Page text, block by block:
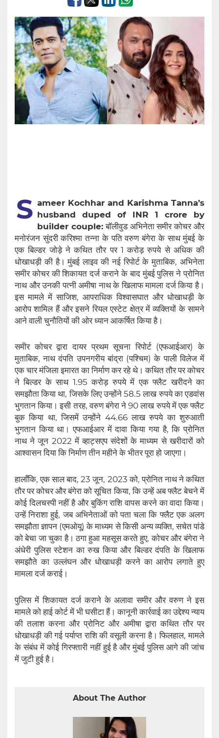
S ameer Kochhar and Karishma Tanna’s
husband duped of INR 1 crore by
builder couple:बॉलीवुड अभिनेता समीर कोचर और
मनोरंजन सुंदरी करिश्मा तन्ना के पति वरुण बंगेरा के साथ मुंबई के
एक बिल्डर जोड़े ने कथित तौर पर 1 करोड़ रुपये से अधिक की
धोखाधड़ी की है। मुंबई लाइव की नई रिपोर्ट के मुताबिक, अभिनेता
समीर कोचर की शिकायत दर्ज कराने के बाद मुंबई पुलिस ने प्रोनित
नाथ और उनकी पत्नी अमीषा नाथ के खिलाफ मामला दर्ज किया है।
इस मामले में साजिश, आपराधिक विश्वासघात और धोखाधड़ी के
आरोप शामिल हैं और इसने रियल एस्टेट क्षेत्र में व्यक्तियों के सामने
आने वाली चुनौतियों की ओर ध्यान आकर्षित किया है।
समीर कोचर द्वारा दायर प्रथम सूचना रिपोर्ट (एफआईआर) के
मुताबिक, नाथ दंपति उपनगरीय बांद्रा (पश्चिम) के पाली विलेज में
एक चार मंजिला इमारत का निर्माण कर रहे थे। कथित तौर पर कोचर
ने बिल्डर के साथ 1.95 करोड़ रुपये में एक फ्लैट खरीदने का
समझौता किया था, जिसके लिए उन्होंने 58.5 लाख रुपये का एडवांस
भुगतान किया। इसी तरह, वरुण बंगेरा ने 90 लाख रुपये में एक फ्लैट
बुक किया था, जिसमें उन्होंने 44.66 लाख रुपये का शुरुआती
भुगतान किया था। एफआईआर में दावा किया गया है, कि प्रोनित
नाथ ने जून 2022 में व्हाट्सएप संदेशों के माध्यम से खरीदारों को
आश्वासन दिया कि निर्माण तीन महीने के भीतर पूरा हो जाएगा।
हालाँकि, एक साल बाद, 23 जून, 2023 को, प्रोनित नाथ ने कथित
तौर पर कोचर और बंगेरा को सूचित किया, कि उन्हें अब फ्लैट बेचने में
कोई दिलचस्पी नहीं है और बुकिंग राशि वापस करने का वादा किया।
उन्हें निराशा हुई, जब अभिनेताओं को पता चला कि फ्लैट एक अलग
समझौता ज्ञापन (एमओयू) के माध्यम से किसी अन्य व्यक्ति, सचेत पांडे
को बेचा जा चुका है। ठगा हुआ महसूस करते हुए, कोचर और बंगेरा ने
अंधेरी पुलिस स्टेशन का रुख किया और बिल्डर दंपति के खिलाफ
समझौते का उल्लंघन और धोखाधड़ी करने का आरोप लगाते हुए
मामला दर्ज कराई।
पुलिस में शिकायत दर्ज कराने के अलावा समीर और वरुण ने इस
मामले को हाई कोर्ट में भी घसीटा हैं। कानूनी कार्रवाई का उद्देश्य न्याय
की तलाश करना और प्रोनिट और अमीषा द्वारा कथित तौर पर
धोखाधड़ी की गई पर्याप्त राशि की वसूली करना है। फिलहाल, मामले
के संबंध में कोई गिरफ्तारी नहीं हुई है और मुंबई पुलिस आगे की जांच
में जुटी हुई है।
About The Author